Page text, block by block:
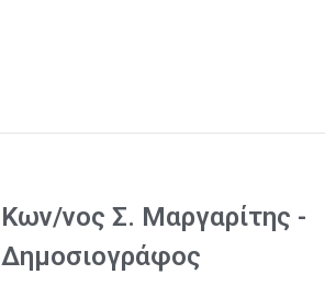
Κων/νος Σ. Μαργαρίτης -
Δημοσιογράφος